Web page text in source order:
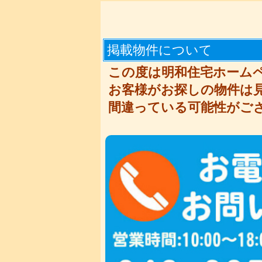
掲載物件について
この度は明和住宅ホーム
お客様がお探しの物件は
間違っている可能性がご